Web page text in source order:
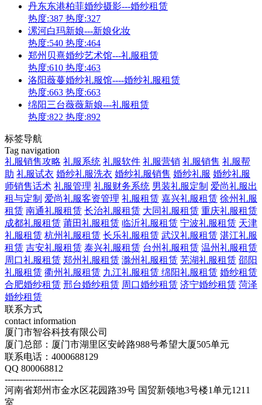
丹东东港柏菲婚纱摄影---婚纱租赁
热度:387 热度:327
漯河白玛新娘---新娘化妆
热度:540 热度:464
郑州贝熹婚纱艺术馆---礼服租赁
热度:610 热度:463
洛阳薇蔓婚纱礼服馆----婚纱礼服租赁
热度:663 热度:663
绵阳三台薇薇新娘---礼服租赁
热度:822 热度:892
标签导航
Tag navigation
礼服销售攻略 礼服系统 礼服软件 礼服营销 礼服销售 礼服帮
助 礼服试衣 婚纱礼服洗衣 婚纱礼服销售 婚纱礼服 婚纱礼服
师销售话术 礼服管理 礼服财务系统 男装礼服定制 爱尚礼服出
租与定制 爱尚礼服客资管理 礼服租赁 嘉兴礼服租赁 徐州礼服
租赁 南通礼服租赁 长治礼服租赁 大同礼服租赁 重庆礼服租赁
成都礼服租赁 莆田礼服租赁 临沂礼服租赁 宁波礼服租赁 天津
礼服租赁 杭州礼服租赁 长乐礼服租赁 武汉礼服租赁 湛江礼服
租赁 吉安礼服租赁 泰兴礼服租赁 台州礼服租赁 温州礼服租赁
周口礼服租赁 郑州礼服租赁 滁州礼服租赁 芜湖礼服租赁 邵阳
礼服租赁 衢州礼服租赁 九江礼服租赁 绵阳礼服租赁 婚纱租赁
合肥婚纱租赁 邢台婚纱租赁 周口婚纱租赁 济宁婚纱租赁 菏泽
婚纱租赁
联系方式
contact information
厦门市智谷科技有限公司
厦门总部：厦门市湖里区安岭路988号希望大厦505单元
联系电话：4000688129
QQ 800068812
--------------------
河南省郑州市金水区花园路39号 国贸新领地3号楼1单元1211
室